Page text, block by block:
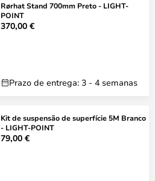
Rørhat Stand 700mm Preto - LIGHT-
POINT
370,00 €
Prazo de entrega: 3 - 4 semanas
Kit de suspensão de superfície 5M Branco
- LIGHT-POINT
79,00 €